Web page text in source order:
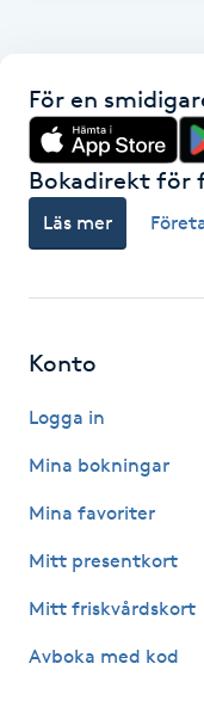
Melasma
Mesoterapi
MicroPen
Microshading
Mixfransar
N
Nagelförlängning
Nagelförlängning gelé
Nagelförlängning
För en
Bokadirekt för
Läs mer
Konto
Logga in
Mina bokningar
Mina favoriter
Mitt presentkort
Mitt friskvårdskort
Avboka med kod